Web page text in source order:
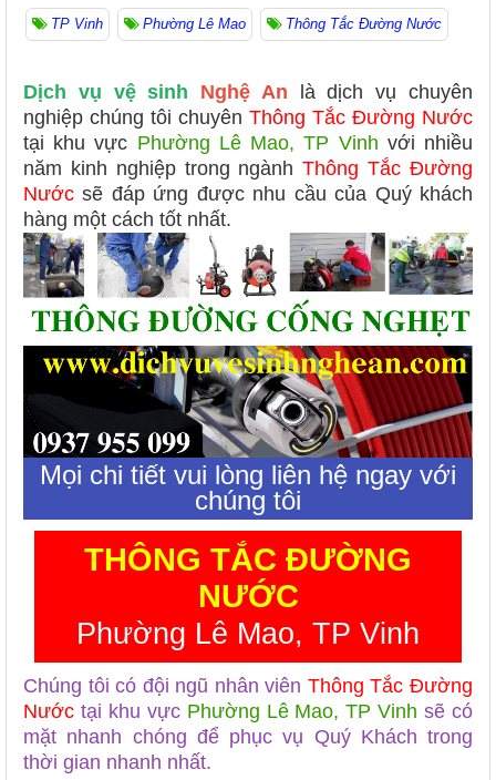
TP Vinh Phường Lê Mao Thông Tắc Đường Nước
Dịch vụ vệ sinh Nghệ An
là dịch vụ chuyên
nghiệp chúng tôi chuyên Thông Tắc Đường Nước
tại khu vực Phường Lê Mao, TP Vinh với nhiều
năm kinh nghiệp trong ngànhThông Tắc Đường
Nướcsẽ đáp ứng được nhu cầu của Quý khách
hàng một cách tốt nhất.
Mọi chi tiết vui lòng liên hệ ngay với
chúng tôi
THÔNG TẮC ĐƯỜNG
NƯỚC
Phường Lê Mao, TP Vinh
Chúng tôi có đội ngũ nhân viên Thông Tắc Đường
Nước tại khu vực Phường Lê Mao, TP Vinhsẽ có
mặt nhanh chóng để phục vụ Quý Khách trong
thời gian nhanh nhất.